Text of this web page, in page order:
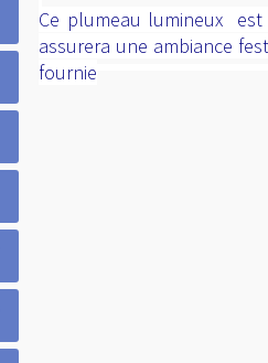
Ce plumeau lumineux
assurera une ambiance
fournie